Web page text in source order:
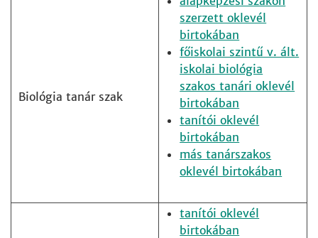
Biológia tanár szak
szerzett oklevél
birtokában
főiskolai szintű v. ált.
iskolai biológia
szakos tanári oklevél
birtokában
tanítói oklevél
birtokában
más tanárszakos
oklevél birtokában
tanítói oklevél
birtokában